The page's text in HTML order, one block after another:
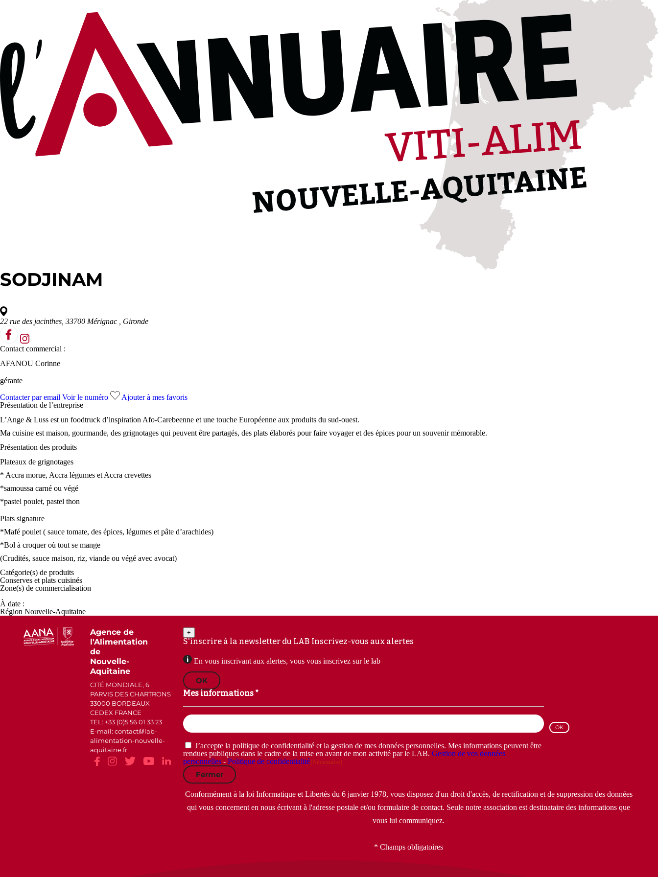
SODJINAM
22 rue des jacinthes, 33700 Mérignac , Gironde
Contact commercial :
AFANOU Corinne
gérante
Contacter par email Voir le numéro
Ajouter à mes favoris
Présentation de l’entreprise
L’Ange & Luss est un foodtruck d’inspiration Afo-Carebeenne et une touche Européenne aux produits du sud-ouest.
Ma cuisine est maison, gourmande, des grignotages qui peuvent être partagés, des plats élaborés pour faire voyager et des épices pour un souvenir mémorable.
Présentation des produits
Plateaux de grignotages
* Accra morue, Accra légumes et Accra crevettes
*samoussa carné ou végé
*pastel poulet, pastel thon
Plats signature
*Mafé poulet ( sauce tomate, des épices, légumes et pâte d’arachides)
*Bol à croquer où tout se mange
(Crudités, sauce maison, riz, viande ou végé avec avocat)
Catégorie(s) de produits
Conserves et plats cuisinés
Zone(s) de commercialisation
À date :
Région Nouvelle-Aquitaine
Agence de
l'Alimentation
de
Nouvelle-
Aquitaine
CITÉ MONDIALE, 6
PARVIS DES CHARTRONS
33000 BORDEAUX
CEDEX FRANCE
TEL: +33 (0)5 56 01 33 23
E-mail: contact
lab-
alimentation-nouvelle-
aquitaine.fr
+
S'inscrire à la newsletter du LAB Inscrivez-vous aux alertes
En vous inscrivant aux alertes, vous vous inscrivez sur le lab
OK
Mes informations *
Email
(Nécessaire)
RGPD
(Nécessaire)
J’accepte la politique de confidentialité et la gestion de mes données personnelles. Mes informations peuvent être
rendues publiques dans le cadre de la mise en avant de mon activité par le LAB. Gestion de vos données
personnelles- Politique de confidentialité(Nécessaire)
Fermer
Conformément à la loi Informatique et Libertés du 6 janvier 1978, vous disposez d'un droit d'accès, de rectification et de suppression des données
qui vous concernent en nous écrivant à l'adresse postale et/ou formulaire de contact. Seule notre association est destinataire des informations que
vous lui communiquez.
* Champs obligatoires